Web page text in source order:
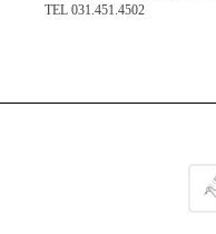
TEL 031.451.4502